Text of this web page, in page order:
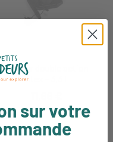
double action -
Intex - 3,3 L
sur votre